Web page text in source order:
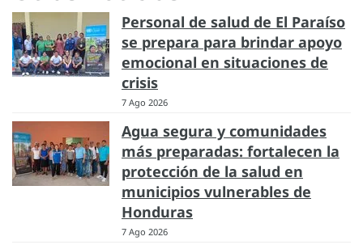
Personal de salud de El Paraíso
se prepara para brindar apoyo
emocional en situaciones de
crisis
7 Ago 2026
Agua segura y comunidades
más preparadas: fortalecen la
protección de la salud en
municipios vulnerables de
Honduras
7 Ago 2026